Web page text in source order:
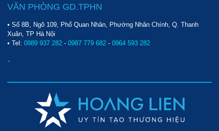
VĂN PHÒNG GD.TPHN
• Số 8B, Ngõ 109, Phố Quan Nhân, Phường Nhân Chính, Q. Thanh
Xuân, TP Hà Nội
• Tel: 0989 937 282 - 0987 779 682 - 0964 593 282
-